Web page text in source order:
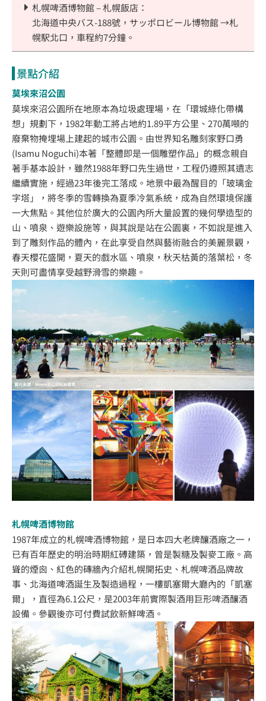
札幌啤酒博物館 – 札幌飯店：
北海道中央バス-188號，サッポロビール博物館 →札
幌駅北口，車程約7分鐘。
景點介紹
莫埃來沼公園
莫埃來沼公園所在地原本為垃圾處理場，在「環城綠化帶構
想」規劃下，1982年動工將占地約1.89平方公里、270萬噸的
廢棄物掩埋場上建起的城市公園。由世界知名雕刻家野口勇
(Isamu Noguchi)本著「整體即是一個雕塑作品」的概念親自
著手基本設計，雖然1988年野口先生過世，工程仍遵照其遺志
繼續實施，經過23年後完工落成。地景中最為醒目的「玻璃金
字塔」，將冬季的雪轉換為夏季冷氣系統，成為自然環境保護
一大焦點。其他位於廣大的公園內所大量設置的幾何學造型的
山、噴泉、遊樂設施等，與其說是站在公園裏，不如說是進入
到了雕刻作品的體內，在此享受自然與藝術融合的美麗景觀，
春天櫻花盛開，夏天的戲水區、噴泉，秋天枯黃的落葉松，冬
天則可盡情享受越野滑雪的樂趣。
札幌啤酒博物館
1987年成立的札幌啤酒博物館，是日本四大老牌釀酒廠之一，
已有百年歷史的明治時期紅磗建築，曾是製糖及製麥工廠。高
聳的煙囪、紅色的磚牆內介紹札幌開拓史、札幌啤酒品牌故
事、北海道啤酒誕生及製造過程，一樓凱塞爾大廳內的「凱塞
爾」，直徑為6.1公尺，是2003年前實際製酒用巨形啤酒釀酒
設備。參觀後亦可付費試飲新鮮啤酒。